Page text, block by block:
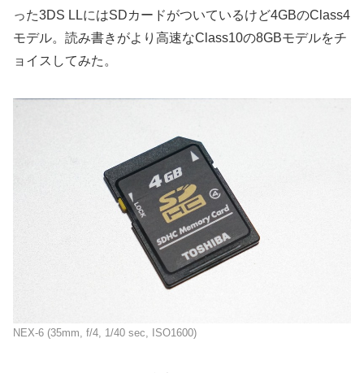
った3DS LLにはSDカードがついているけど4GBのClass4
モデル。読み書きがより高速なClass10の8GBモデルをチ
ョイスしてみた。
NEX-6 (35mm, f/4, 1/40 sec, ISO1600)